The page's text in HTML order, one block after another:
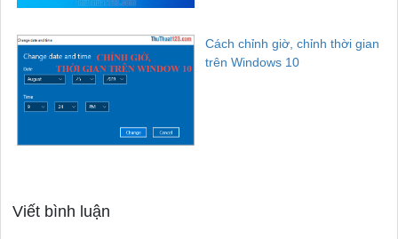
Cách chỉnh giờ, chỉnh thời gian
trên Windows 10
Viết bình luận